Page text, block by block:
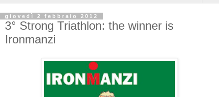
giovedì 2 febbraio 2012
3° Strong Triathlon: the winner is
Ironmanzi